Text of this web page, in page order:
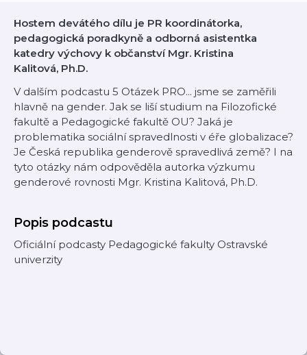
Hostem devátého dílu je PR koordinátorka,
pedagogická poradkyně a odborná asistentka
katedry výchovy k občanství Mgr. Kristina
Kalitová, Ph.D.
V dalším podcastu 5 Otázek PRO... jsme se zaměřili
hlavně na gender. Jak se liší studium na Filozofické
fakultě a Pedagogické fakultě OU? Jaká je
problematika sociální spravedlnosti v éře globalizace?
Je Česká republika genderově spravedlivá země? I na
tyto otázky nám odpověděla autorka výzkumu
genderové rovnosti Mgr. Kristina Kalitová, Ph.D.
Popis podcastu
Oficiální podcasty Pedagogické fakulty Ostravské
univerzity